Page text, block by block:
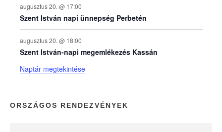
a
p
t
r
augusztus 20. @ 17:00
Szent István napi ünnepség Perbetén
augusztus 20. @ 18:00
Szent István-napi megemlékezés Kassán
Naptár megtekintése
ORSZÁGOS RENDEZVÉNYEK